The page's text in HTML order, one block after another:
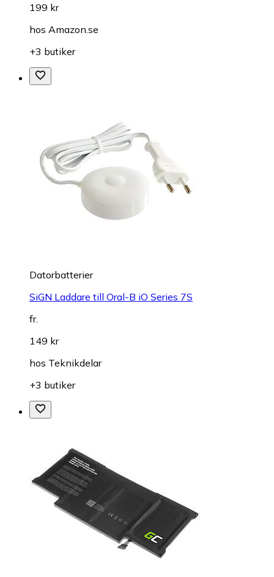
199 kr
hos Amazon.se
+3 butiker
Datorbatterier
SiGN Laddare till Oral-B iO Series 7S
fr.
149 kr
hos Teknikdelar
+3 butiker